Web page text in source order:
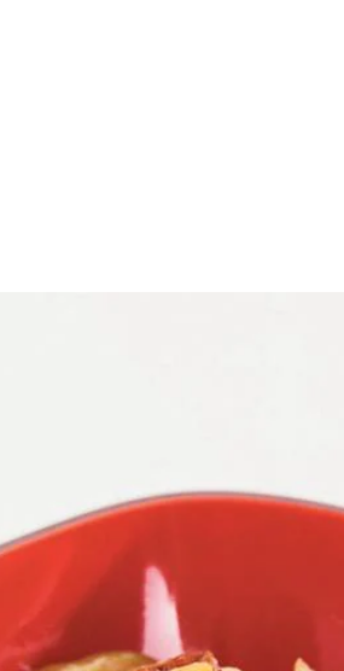
toevoegen en 3 min. bakken.
Wat vond je van dit